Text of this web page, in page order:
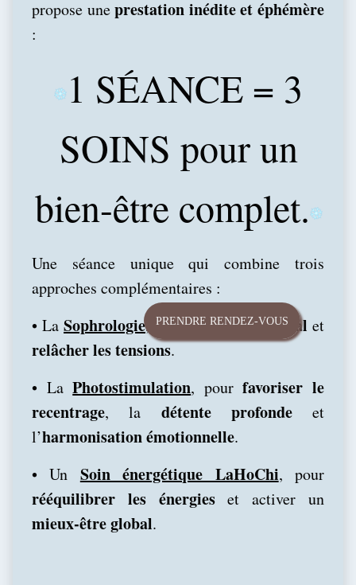
PRENDRE RENDEZ-VOUS
propose uneprestation inédite et éphémère
:
1 SÉANCE = 3
SOINS pour un
bien-être complet.
Une séance unique qui combine trois
approches complémentaires :
• La Sophrologie, pourapaiser le mental et
relâcher les tensions.
• LaPhotostimulation, pourfavoriser le
recentrage, la détente profondeet
l’harmonisation émotionnelle.
•Un Soin énergétique LaHoChi, pour
rééquilibrer les énergieset activer un
mieux-être global.